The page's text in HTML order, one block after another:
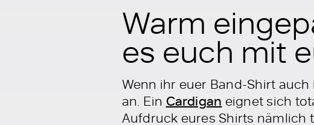
Warm
es euch mit
Wenn ihr euer Band-Shirt
an. Ein Cardigan eignet sich
Aufdruck eures Shirts nämlich